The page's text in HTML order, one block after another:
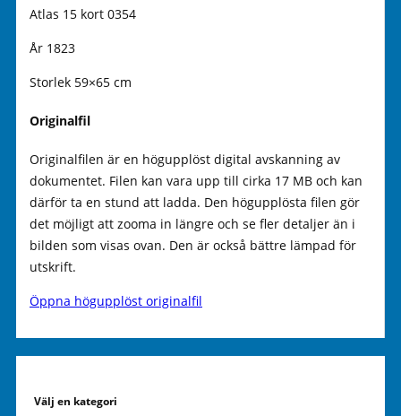
Atlas 15 kort 0354
År 1823
Storlek 59×65 cm
Originalfil
Originalfilen är en högupplöst digital avskanning av
dokumentet. Filen kan vara upp till cirka 17 MB och kan
därför ta en stund att ladda. Den högupplösta filen gör
det möjligt att zooma in längre och se fler detaljer än i
bilden som visas ovan. Den är också bättre lämpad för
utskrift.
Öppna högupplöst originalfil
Välj en kategori